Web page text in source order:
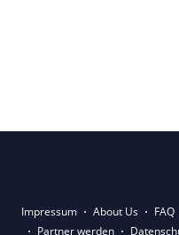
Impressum About Us FAQ
Partner werden